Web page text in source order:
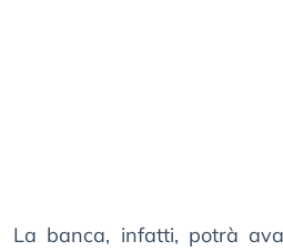
La banca, infatti, potrà